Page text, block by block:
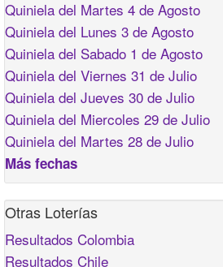
Quiniela del Martes 4 de Agosto
Quiniela del Lunes 3 de Agosto
Quiniela del Sabado 1 de Agosto
Quiniela del Viernes 31 de Julio
Quiniela del Jueves 30 de Julio
Quiniela del Miercoles 29 de Julio
Quiniela del Martes 28 de Julio
Más fechas
Otras Loterías
Resultados Colombia
Resultados Chile